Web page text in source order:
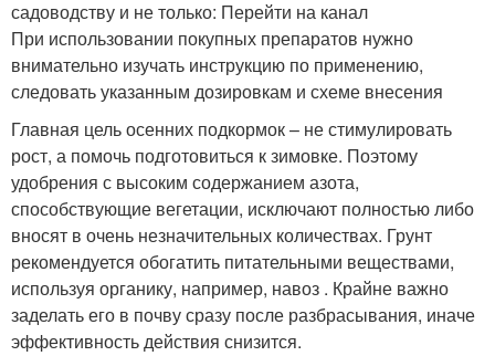
садоводству и не только: Перейти на канал
При использовании покупных препаратов нужно
внимательно изучать инструкцию по применению,
следовать указанным дозировкам и схеме внесения
Главная цель осенних подкормок – не стимулировать
рост, а помочь подготовиться к зимовке. Поэтому
удобрения с высоким содержанием азота,
способствующие вегетации, исключают полностью либо
вносят в очень незначительных количествах. Грунт
рекомендуется обогатить питательными веществами,
используя органику, например, навоз . Крайне важно
заделать его в почву сразу после разбрасывания, иначе
эффективность действия снизится.